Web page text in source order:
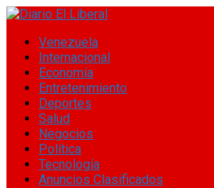
Venezuela
Internacional
Economía
Entretenimiento
Deportes
Salud
Negocios
Política
Tecnología
Anuncios Clasificados